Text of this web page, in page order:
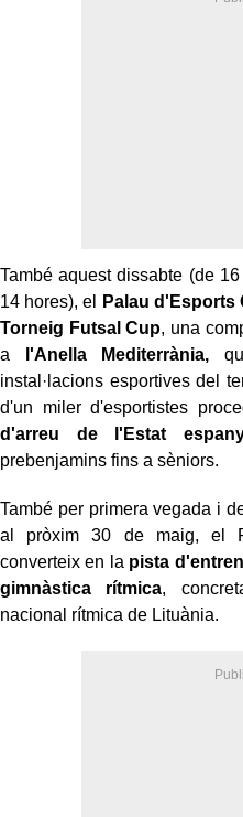
També aquest dissabte (de
14 hores), el
Palau d'Esports
Torneig Futsal Cup, una
a
l'Anella Mediterrània,
instal·lacions esportives del
d'un miler d'esportistes
d'arreu de l'Estat
prebenjamins fins a sèniors.
També per primera vegada i
al pròxim 30 de maig, el
converteix en la pista
gimnàstica rítmica,
nacional rítmica de Lituània.